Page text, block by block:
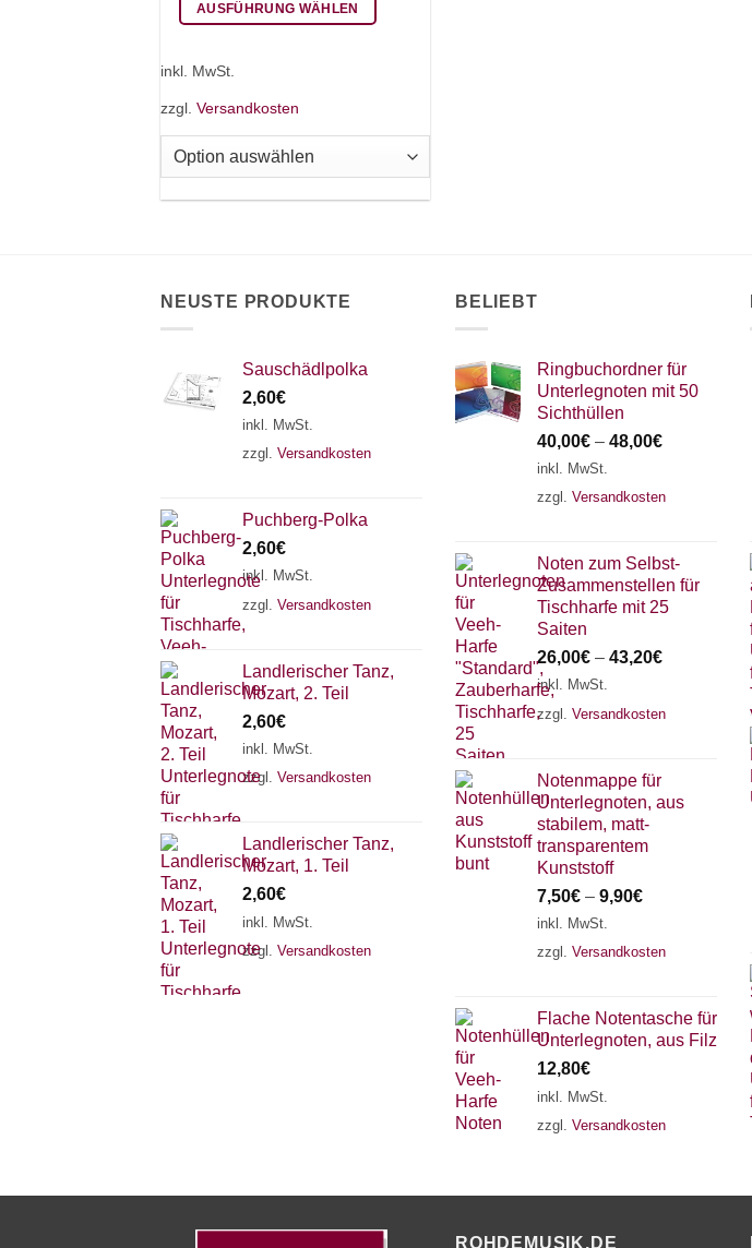
AUSFÜHRUNG WÄHLEN
mehrere
Varianten
auf.
Produktseite
gewählt
inkl. MwSt.
zzgl. Versandkosten
NEUSTE PRODUKTE
Sauschädlpolka
2,60€
inkl. MwSt.
zzgl. Versandkosten
Puchberg-Polka
2,60€
inkl. MwSt.
zzgl. Versandkosten
Landlerischer Tanz,
Mozart, 2. Teil
2,60€
inkl. MwSt.
zzgl. Versandkosten
Landlerischer Tanz,
Mozart, 1. Teil
2,60€
inkl. MwSt.
zzgl. Versandkosten
BELIEBT
Ringbuchordner für
Unterlegnoten mit 50
Sichthüllen
40,00€ – 48,00€
inkl. MwSt.
zzgl. Versandkosten
Noten zum Selbst-
Zusammenstellen für
Tischharfe mit 25
Saiten
26,00€ – 43,20€
inkl. MwSt.
zzgl. Versandkosten
Notenmappe für
Unterlegnoten, aus
stabilem, matt-
transparentem
Kunststoff
7,50€ – 9,90€
inkl. MwSt.
zzgl. Versandkosten
Flache Notentasche für
Unterlegnoten, aus Filz
12,80€
inkl. MwSt.
zzgl. Versandkosten
ROHDEMUSIK.DE